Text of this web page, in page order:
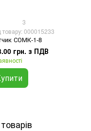
3
товару: 000015233
СОМК-1-8
грн. з ПДВ